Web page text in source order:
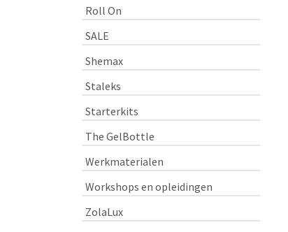
Roll On
SALE
Shemax
Staleks
Starterkits
The GelBottle
Werkmaterialen
Workshops en opleidingen
ZolaLux